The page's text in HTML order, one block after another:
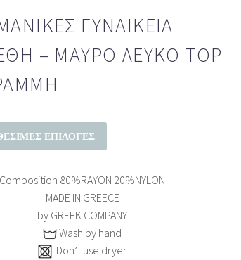
ΓΥΝΑΙΚΕΊΑ
– ΜΑΎΡΟ ΛΕΥΚΌ TOP
ΕΠΙΛΟΓΈΣ
Composition 80%RAYON 20%NYLON
MADE IN GREECE
by GREEK COMPANY
Wash by hand
Don’t use dryer